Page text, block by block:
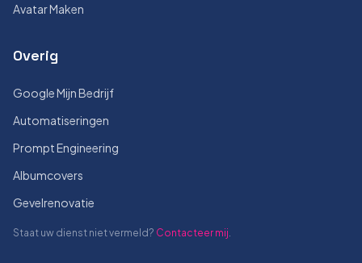
Avatar Maken
Overig
Google Mijn Bedrijf
Automatiseringen
Prompt Engineering
Albumcovers
Gevelrenovatie
Staat uw dienst niet vermeld? Contacteer mij.